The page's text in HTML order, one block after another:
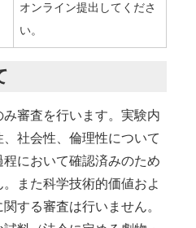
オンライン提出してくださ
い。
審査を行います。実験内
社会性、倫理性について
において確認済みのため
また科学技術的価値およ
する審査は行いません。